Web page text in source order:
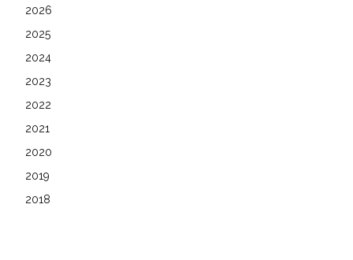
2026
2025
2024
2023
2022
2021
2020
2019
2018